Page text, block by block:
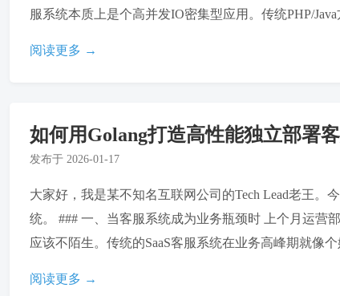
服系统本质上是个高并发IO密集型应用。传统PHP/Java
阅读更多 →
如何用Golang打造高性能独立部署
发布于 2026-01-17
大家好，我是某不知名互联网公司的Tech Lead老王
统。 ### 一、当客服系统成为业务瓶颈时 上个月运
应该不陌生。传统的SaaS客服系统在业务高峰期就像个
阅读更多 →